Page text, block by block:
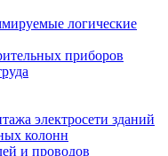
логические
приборов
электросети зданий
колонн
и проводов